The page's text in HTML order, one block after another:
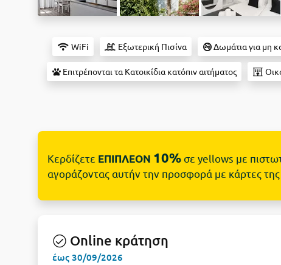
WiFi Εξωτερική Πισίνα Δωμάτια για μη
Επιτρέπονται τα Κατοικίδια κατόπιν αιτήματος
Κερδίζετε ΕΠΙΠΛΕΟΝ 10%σε yellows με
αγοράζοντας αυτήν την προσφορά με κάρτες
Online κράτηση
έως 30/09/2026